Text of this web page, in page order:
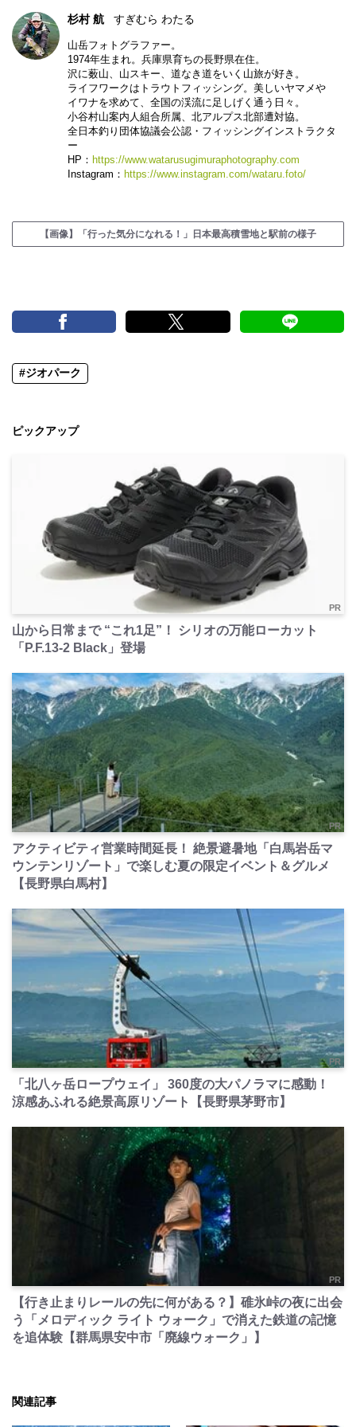
杉村 航 すぎむら わたる
山岳フォトグラファー。
1974年生まれ。兵庫県育ちの長野県在住。
沢に薮山、山スキー、道なき道をいく山旅が好き。
ライフワークはトラウトフィッシング。美しいヤマメや
イワナを求めて、全国の渓流に足しげく通う日々。
小谷村山案内人組合所属、北アルプス北部遭対協。
全日本釣り団体協議会公認・フィッシングインストラクタ
ー
HP： https://www.watarusugimuraphotography.com
Instagram： https://www.instagram.com/wataru.foto/
【画像】「行った気分になれる！」日本最高積雪地と駅前の様子
#ジオパーク
ピックアップ
PR
山から日常まで “これ1足”！ シリオの万能ローカット
「P.F.13-2 Black」登場
PR
アクティビティ営業時間延長！ 絶景避暑地「白馬岩岳マ
ウンテンリゾート」で楽しむ夏の限定イベント＆グルメ
【長野県白馬村】
PR
「北八ヶ岳ロープウェイ」 360度の大パノラマに感動！
涼感あふれる絶景高原リゾート【長野県茅野市】
PR
【行き止まりレールの先に何がある？】碓氷峠の夜に出会
う「メロディック ライト ウォーク」で消えた鉄道の記憶
を追体験【群馬県安中市「廃線ウォーク」】
関連記事